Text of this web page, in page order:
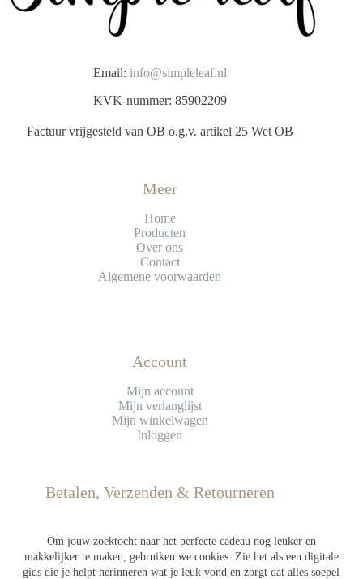
Om jouw zoektocht naar het perfecte cadeau nog leuker en
makkelijker te maken, gebruiken we cookies. Zie het als een digitale
gids die je helpt herinneren wat je leuk vond en zorgt dat alles soepel
Email: info@simpleleaf.nl
KVK-nummer: 85902209
Factuur vrijgesteld van OB o.g.v. artikel 25 Wet OB
Meer
Home
Producten
Over ons
Contact
Algemene voorwaarden
Account
Mijn account
Mijn verlanglijst
Mijn winkelwagen
Inloggen
Betalen, Verzenden & Retourneren
Verzending
Retourneren